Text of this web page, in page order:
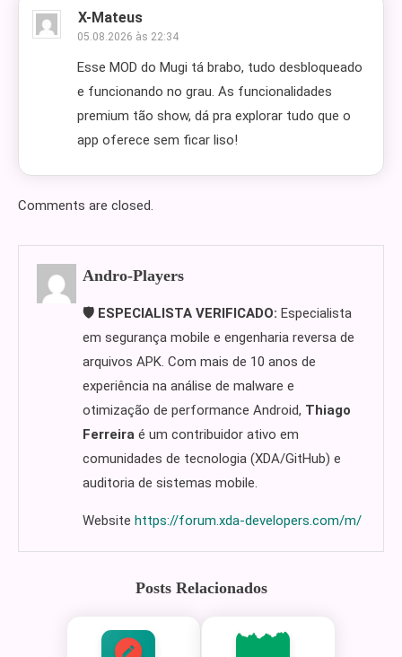
X-Mateus
05.08.2026 às 22:34
Esse MOD do Mugi tá brabo, tudo desbloqueado
e funcionando no grau. As funcionalidades
premium tão show, dá pra explorar tudo que o
app oferece sem ficar liso!
Comments are closed.
Andro-Players
🛡️ ESPECIALISTA VERIFICADO: Especialista
em segurança mobile e engenharia reversa de
arquivos APK. Com mais de 10 anos de
experiência na análise de malware e
otimização de performance Android, Thiago
Ferreira é um contribuidor ativo em
comunidades de tecnologia (XDA/GitHub) e
auditoria de sistemas mobile.
Website https://forum.xda-developers.com/m/
Posts Relacionados